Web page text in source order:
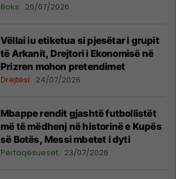
Boks 26/07/2026
Vëllai iu etiketua si pjesëtar i grupit
të Arkanit, Drejtori i Ekonomisë në
Prizren mohon pretendimet
Drejtësi 24/07/2026
Mbappe rendit gjashtë futbollistët
më të mëdhenj në historinë e Kupës
së Botës, Messi mbetet i dyti
Përfaqësueset 23/07/2026